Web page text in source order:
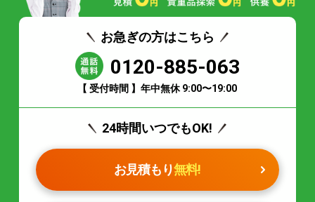
お急ぎの方はこちら
0120-885-063
【 受付時間 】年中無休 9:00〜19:00
24時間いつでもOK!
お見積もり無料!